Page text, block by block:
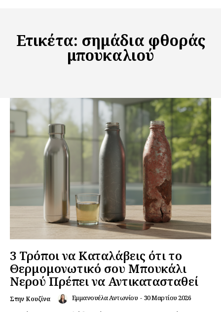
Ετικέτα: σημάδια φθοράς
μπουκαλιού
3 Τρόποι να Καταλάβεις ότι το
Θερμομονωτικό σου Μπουκάλι
Νερού Πρέπει να Αντικατασταθεί
Στην Κουζίνα Εμμανουέλα Αντωνίου - 30 Μαρτίου 2026